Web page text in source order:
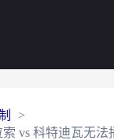
vs 科特迪瓦无法